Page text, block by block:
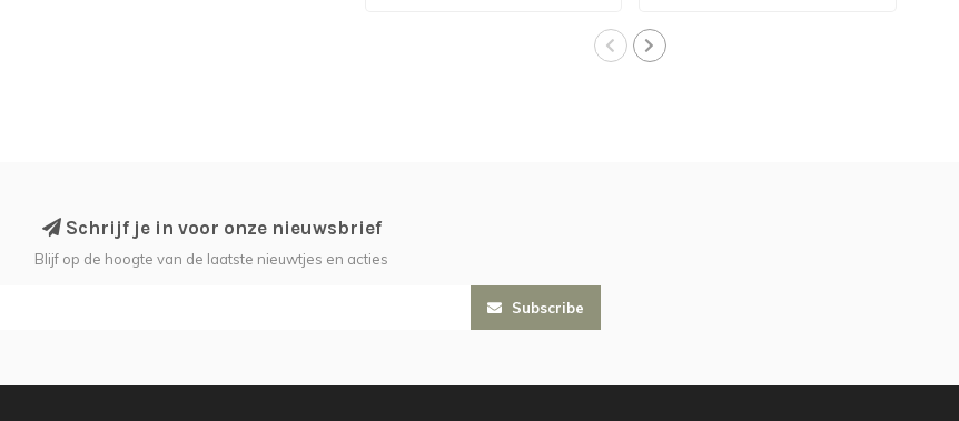
Schrijf je in voor onze nieuwsbrief
Blijf op de hoogte van de laatste nieuwtjes en acties
Subscribe